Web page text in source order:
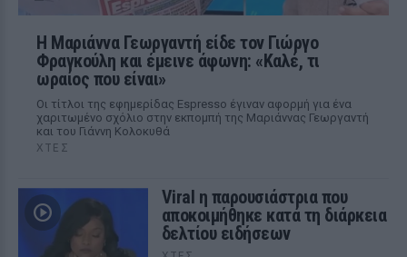
Η Μαριάννα Γεωργαντή είδε τον Γιώργο
Φραγκούλη και έμεινε άφωνη: «Καλέ, τι
ωραίος που είναι»
Οι τίτλοι της εφημερίδας Espresso έγιναν αφορμή για ένα
χαριτωμένο σχόλιο στην εκπομπή της Μαριάννας Γεωργαντή
και του Γιάννη Κολοκυθά
ΧΤΕΣ
Viral η παρουσιάστρια που
αποκοιμήθηκε κατά τη διάρκεια
δελτίου ειδήσεων